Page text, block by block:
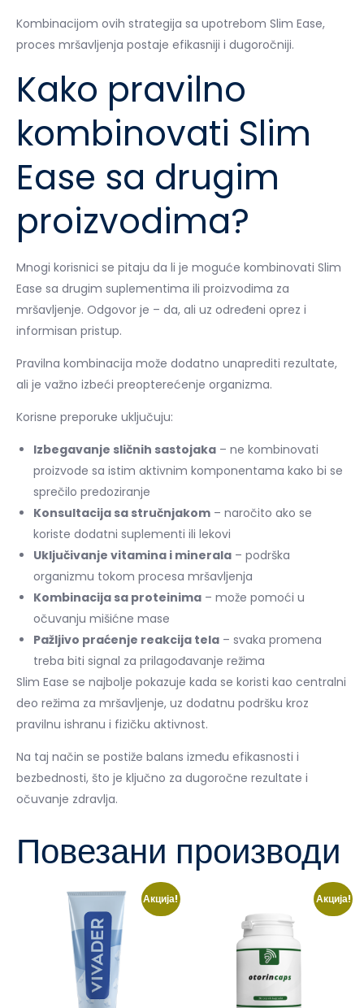
Kombinacijom ovih strategija sa upotrebom Slim Ease,
proces mršavljenja postaje efikasniji i dugoročniji.
Kako pravilno
kombinovati Slim
Ease sa drugim
proizvodima?
Mnogi korisnici se pitaju da li je moguće kombinovati Slim
Ease sa drugim suplementima ili proizvodima za
mršavljenje. Odgovor je – da, ali uz određeni oprez i
informisan pristup.
Pravilna kombinacija može dodatno unaprediti rezultate,
ali je važno izbeći preopterećenje organizma.
Korisne preporuke uključuju:
Izbegavanje sličnih sastojaka – ne kombinovati
proizvode sa istim aktivnim komponentama kako bi se
sprečilo predoziranje
Konsultacija sa stručnjakom – naročito ako se
koriste dodatni suplementi ili lekovi
Uključivanje vitamina i minerala – podrška
organizmu tokom procesa mršavljenja
Kombinacija sa proteinima – može pomoći u
očuvanju mišićne mase
Pažljivo praćenje reakcija tela – svaka promena
treba biti signal za prilagođavanje režima
Slim Ease se najbolje pokazuje kada se koristi kao centralni
deo režima za mršavljenje, uz dodatnu podršku kroz
pravilnu ishranu i fizičku aktivnost.
Na taj način se postiže balans između efikasnosti i
bezbednosti, što je ključno za dugoročne rezultate i
očuvanje zdravlja.
Повезани производи
Акција! Акција!